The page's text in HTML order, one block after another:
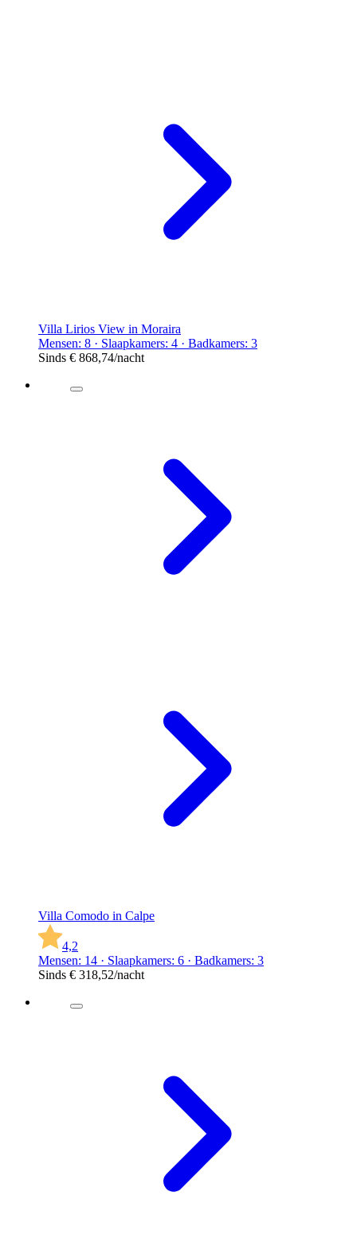
Villa Lirios View in Moraira
Mensen: 8 · Slaapkamers: 4 · Badkamers: 3
Sinds € 868,74/nacht
Villa Comodo in Calpe
4,2
Mensen: 14 · Slaapkamers: 6 · Badkamers: 3
Sinds € 318,52/nacht